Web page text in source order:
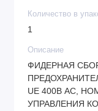
Количество в
1
Описание
ФИДЕРНАЯ
UE 400В АС,
УПРАВЛЕНИЯ